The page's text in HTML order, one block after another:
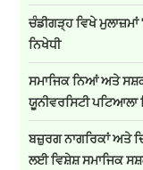
ਚੰਡੀਗੜ੍ਹ ਵਿਖੇ
ਨਿਖੇਧੀ
ਸਮਾਜਿਕ ਨਿਆਂ ਅਤੇ
ਯੂਨੀਵਰਸਿਟੀ ਪਟਿਆਲਾ
ਬਜ਼ੁਰਗ ਨਾਗਰਿਕਾਂ ਅਤੇ
ਲਈ ਵਿਸ਼ੇਸ਼ ਸਮਾਜਿਕ